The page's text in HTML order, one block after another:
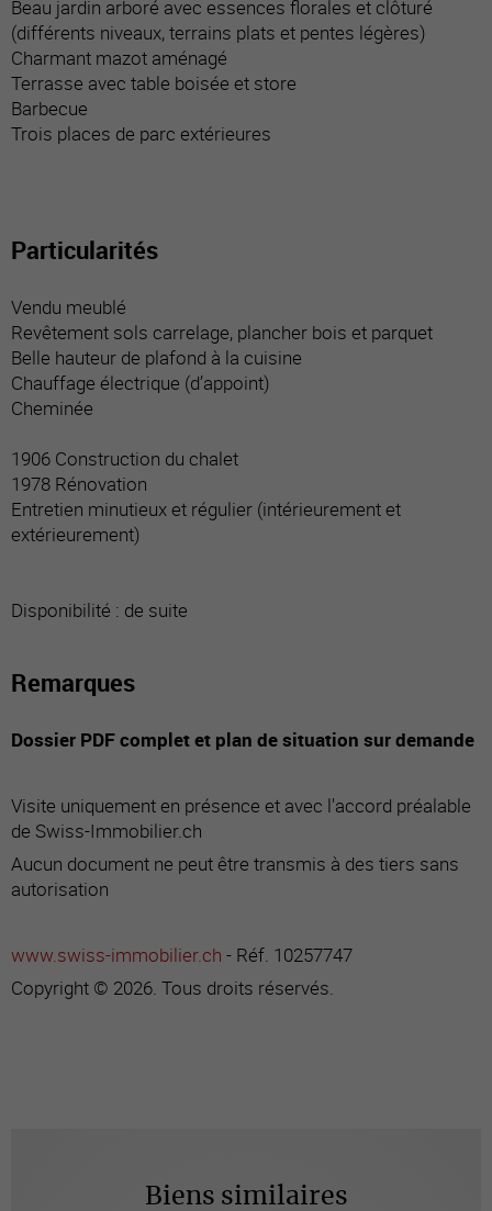
Beau jardin arboré avec essences florales et clôturé
(différents niveaux, terrains plats et pentes légères)
Charmant mazot aménagé
Terrasse avec table boisée et store
Barbecue
Trois places de parc extérieures
Particularités
Vendu meublé
Revêtement sols carrelage, plancher bois et parquet
Belle hauteur de plafond à la cuisine
Chauffage électrique (d’appoint)
Cheminée
1906 Construction du chalet
1978 Rénovation
Entretien minutieux et régulier (intérieurement et
extérieurement)
Disponibilité : de suite
Remarques
Dossier PDF complet et plan de situation sur demande
Visite uniquement en présence et avec l'accord préalable
de Swiss-Immobilier.ch
Aucun document ne peut être transmis à des tiers sans
autorisation
www.swiss-immobilier.ch - Réf. 10257747
Copyright © 2026. Tous droits réservés.
Biens similaires